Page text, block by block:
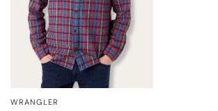
OCCHIATA VELOCE
WRANGLER